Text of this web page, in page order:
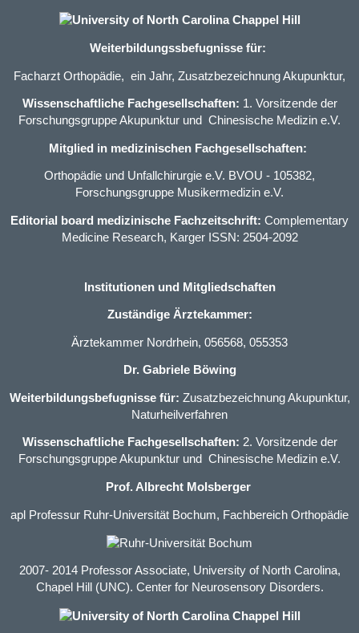
Weiterbildungssbefugnisse für:
Facharzt Orthopädie, ein Jahr, Zusatzbezeichnung Akupunktur,
Wissenschaftliche Fachgesellschaften: 1. Vorsitzende der
Forschungsgruppe Akupunktur und Chinesische Medizin e.V.
Mitglied in medizinischen Fachgesellschaften:
Orthopädie und Unfallchirurgie e.V. BVOU - 105382,
Forschungsgruppe Musikermedizin e.V.
Editorial board medizinische Fachzeitschrift: Complementary
Medicine Research, Karger ISSN: 2504-2092
Institutionen und Mitgliedschaften
Zuständige Ärztekammer:
Ärztekammer Nordrhein, 056568, 055353
Dr. Gabriele Böwing
Weiterbildungsbefugnisse für: Zusatzbezeichnung Akupunktur,
Naturheilverfahren
Wissenschaftliche Fachgesellschaften: 2. Vorsitzende der
Forschungsgruppe Akupunktur und Chinesische Medizin e.V.
Prof. Albrecht Molsberger
apl Professur Ruhr-Universität Bochum, Fachbereich Orthopädie
2007- 2014 Professor Associate, University of North Carolina,
Chapel Hill (UNC). Center for Neurosensory Disorders.